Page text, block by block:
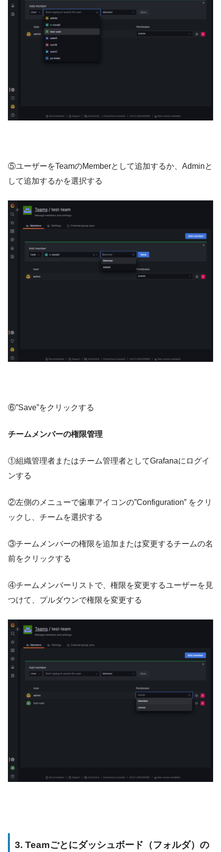
⑤ユーザーをTeamのMemberとして追加するか、Adminと
して追加するかを選択する
⑥”Save”をクリックする
チームメンバーの権限管理
①組織管理者またはチーム管理者としてGrafanaにログイ
ンする
②左側のメニューで歯車アイコンの”Configuration” をクリ
ックし、チームを選択する
③チームメンバーの権限を追加または変更するチームの名
前をクリックする
④チームメンバーリストで、権限を変更するユーザーを見
つけて、プルダウンで権限を変更する
3. Teamごとにダッシュボード（フォルダ）の